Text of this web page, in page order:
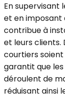
En supervisant
et en imposant
contribue à
et leurs clients.
courtiers
garantit que
déroulent de
réduisant ainsi